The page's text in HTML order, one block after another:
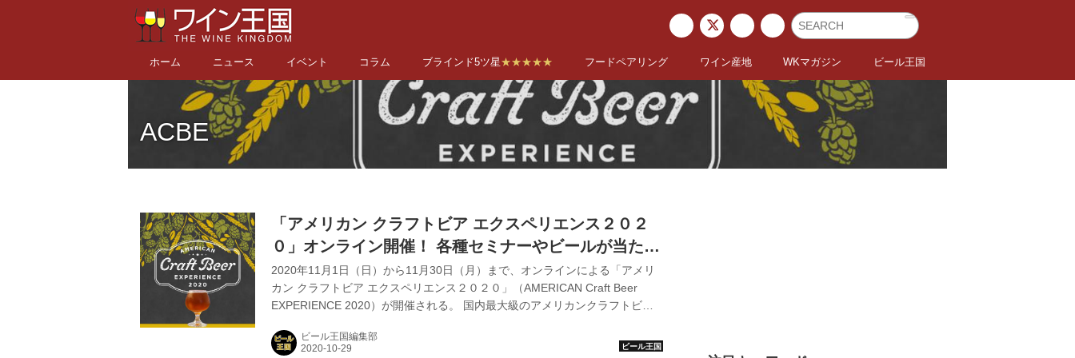
ホーム ニュース イベント コラム ブラインド5ツ星★★★★★ フードペアリング ワイン産地 WKマガジン ビール王国
ACBE
「アメリカン クラフトビア エクスペリエンス２０２
０」オンライン開催！ 各種セミナーやビールが当たる
SNSキャンペーンも
2020年11月1日（日）から11月30日（月）まで、オンラインによる「アメリ
カン クラフトビア エクスペリエンス２０２０」（AMERICAN Craft Beer
EXPERIENCE 2020）が開催される。 国内最大級のアメリカンクラフトビー
のトレンド最前線であるアメリカのクラフトビールに特化したイベント。日本
ビール王国編集部